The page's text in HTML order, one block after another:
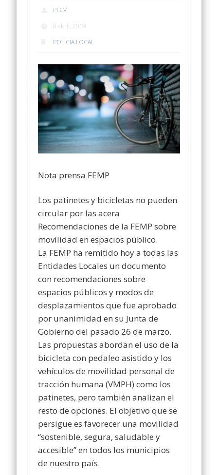
PLCV
8 abril, 2019
POLICIA LOCAL
Nota prensa FEMP
Los patinetes y bicicletas no pueden
circular por las acera
Recomendaciones de la FEMP sobre
movilidad en espacios público.
La FEMP ha remitido hoy a todas las
Entidades Locales un documento
con recomendaciones sobre
espacios públicos y modos de
desplazamientos que fue aprobado
por unanimidad en su Junta de
Gobierno del pasado 26 de marzo.
Las propuestas abordan el uso de la
bicicleta con pedaleo asistido y los
vehículos de movilidad personal de
tracción humana (VMPH) como los
patinetes, pero también analizan el
resto de opciones. El objetivo que se
persigue es favorecer una movilidad
“sostenible, segura, saludable y
accesible” en todos los municipios
de nuestro país.